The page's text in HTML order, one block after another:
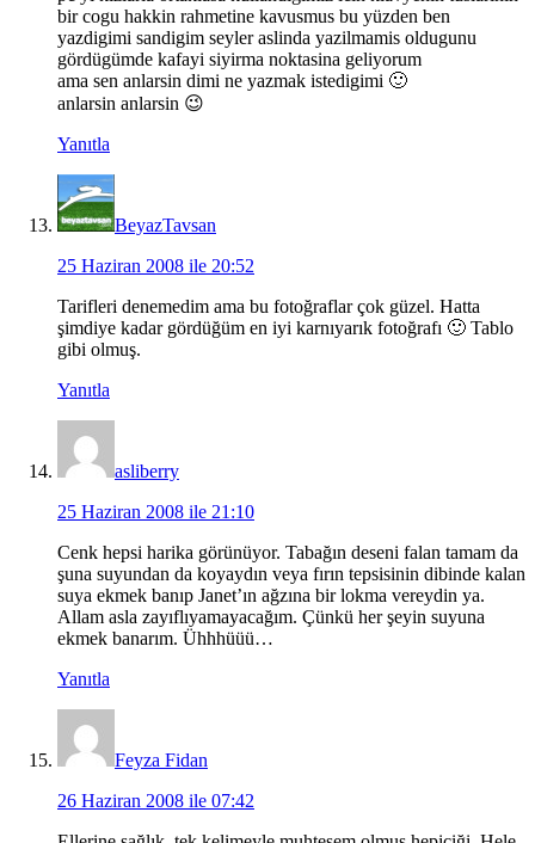
bir cogu hakkin rahmetine kavusmus bu yüzden ben
yazdigimi sandigim seyler aslinda yazilmamis oldugunu
gördügümde kafayi siyirma noktasina geliyorum
ama sen anlarsin dimi ne yazmak istedigimi 🙂
anlarsin anlarsin 😉
Yanıtla
BeyazTavsan
25 Haziran 2008 ile 20:52
Tarifleri denemedim ama bu fotoğraflar çok güzel. Hatta
şimdiye kadar gördüğüm en iyi karnıyarık fotoğrafı 🙂 Tablo
gibi olmuş.
Yanıtla
asliberry
25 Haziran 2008 ile 21:10
Cenk hepsi harika görünüyor. Tabağın deseni falan tamam da
şuna suyundan da koyaydın veya fırın tepsisinin dibinde kalan
suya ekmek banıp Janet’ın ağzına bir lokma vereydin ya.
Allam asla zayıflıyamayacağım. Çünkü her şeyin suyuna
ekmek banarım. Ühhhüüü…
Yanıtla
Feyza Fidan
26 Haziran 2008 ile 07:42